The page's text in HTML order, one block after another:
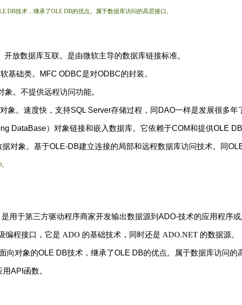
DB技术，继承了OLE DB的优点。属于数据库访问的高层接口。
放数据库互联。是由微软主导的数据库链接标准。
基础类。MFC ODBC是对ODBC的封装。
。不提供远程访问功能。
象。速度快，支持SQL Server存储过程，同DAO一样是发展很多年
DataBase）对象链接和嵌入数据库。它依赖于COM和提供OLE
对象。基于OLE-DB建立连接的局部和远程数据库访问技术。同
用于第三方驱动程序商家开发输出数据源到ADO-技术的应用程序
程接口，它是 ADO 的基础技术，同时还是 ADO.NET 的数据源。
向对象的OLE DB技术，继承了OLE DB的优点。属于数据库访问的
API函数。